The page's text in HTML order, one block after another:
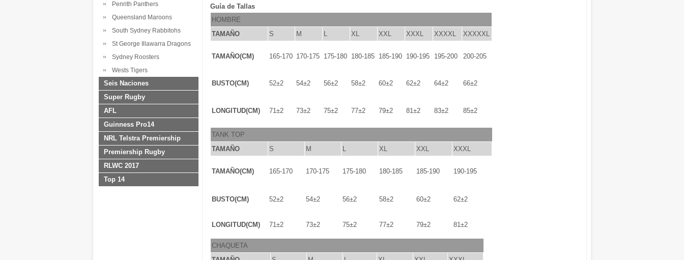
Penrith Panthers
Queensland Maroons
South Sydney Rabbitohs
St George Illawarra Dragons
Sydney Roosters
Wests Tigers
Seis Naciones
Super Rugby
AFL
Guinness Pro14
NRL Telstra Premiership
Premiership Rugby
RLWC 2017
Top 14
Guía de Tallas
HOMBRE
TAMAÑO
S M L XL XXL XXXL XXXXL XXXXXL
TAMAÑO(CM) 165-170 170-175 175-180 180-185 185-190 190-195 195-200 200-205
BUSTO(CM) 52±2 54±2 56±2 58±2 60±2 62±2 64±2 66±2
LONGITUD(CM) 71±2 73±2 75±2 77±2 79±2 81±2 83±2 85±2
TANK TOP
TAMAÑO
S M L XL XXL XXXL
TAMAÑO(CM) 165-170 170-175 175-180 180-185 185-190 190-195
BUSTO(CM) 52±2 54±2 56±2 58±2 60±2 62±2
LONGITUD(CM) 71±2 73±2 75±2 77±2 79±2 81±2
CHAQUETA